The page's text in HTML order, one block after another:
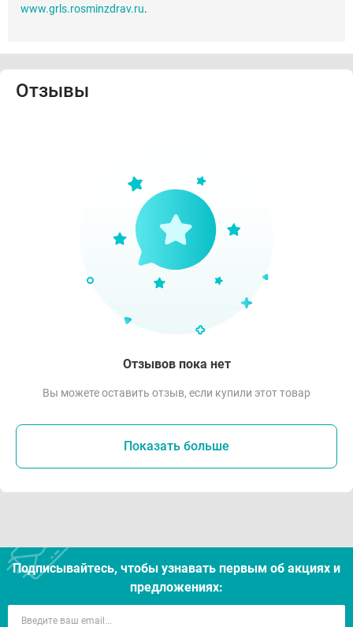
www.grls.rosminzdrav.ru.
Отзывы
Отзывов пока нет
Вы можете оставить отзыв, если купили этот товар
Показать больше
Подписывайтесь, чтобы узнавать первым об акцияx и
предложениях: